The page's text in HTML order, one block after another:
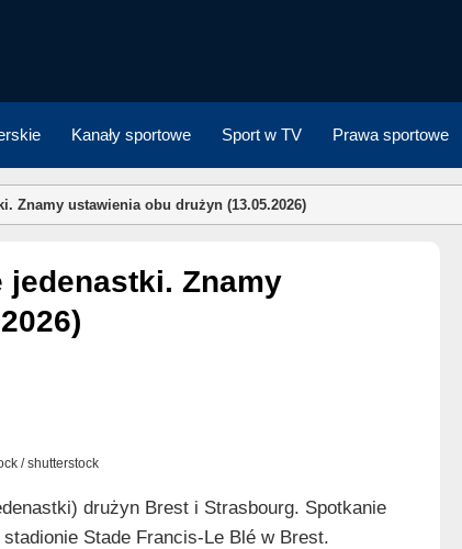
Kanały sportowe Sport w TV Prawa sportowe
Znamy ustawienia obu drużyn (13.05.2026)
/ shutterstock
drużyn Brest i Strasbourg. Spotkanie
Stade Francis-Le Blé w Brest.